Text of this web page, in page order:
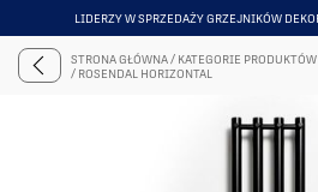
LIDERZY W SPRZEDAŻY GRZEJNIKÓW
ITEM
STRONA GŁÓWNA/ KATEGORIE PRODUKTÓW
/ ROSENDAL HORIZONTAL